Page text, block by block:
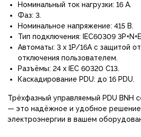
Номинальный ток нагрузки: 16 А.
Фаз: 3.
Номинальное напряжение: 415 В.
Тип подключения: IEC60309 3P+N+E
Автоматы: 3 х 1P/16A с защитой
отключения пользователем.
Разъёмы: 24 x IEC 60320 C13.
Каскадирование PDU: до 16 PDU.
Трёхфазный управляемый PDU BNH
— это надёжное и удобное
электроэнергии в вашем